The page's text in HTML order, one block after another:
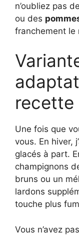
n’oubliez pas
ou des
franchement le
recette
Une fois que
vous. En hiver,
glacés à part.
champignons
bruns ou un
lardons
touche plus
Vous n’avez